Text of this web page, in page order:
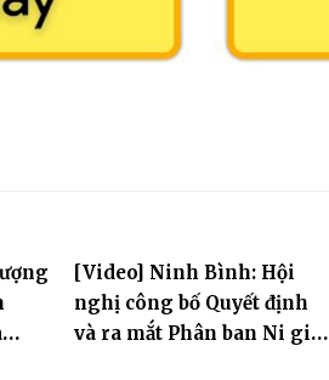
[Video] Ninh Bình: Hội
nghị công bố Quyết định
và ra mắt Phân ban Ni giới